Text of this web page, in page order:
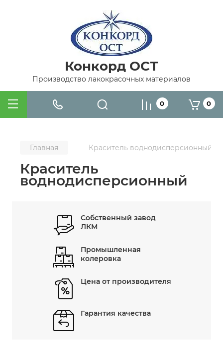
Конкорд ОСТ
Производство лакокрасочных материалов
0 0
Главная Краситель воднодисперсионный
Краситель
воднодисперсионный
Собственный завод
ЛКМ
Промышленная
колеровка
Цена от производителя
Гарантия качества